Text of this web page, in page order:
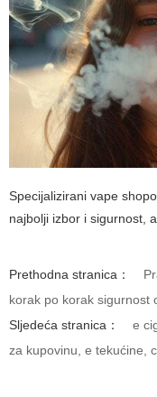
Specijalizirani vape
najbolji izbor i sigurnost,
Prethodna stranica：
korak po korak sigurnost
Sljedeća stranica：
e
za kupovinu, e tekućine,